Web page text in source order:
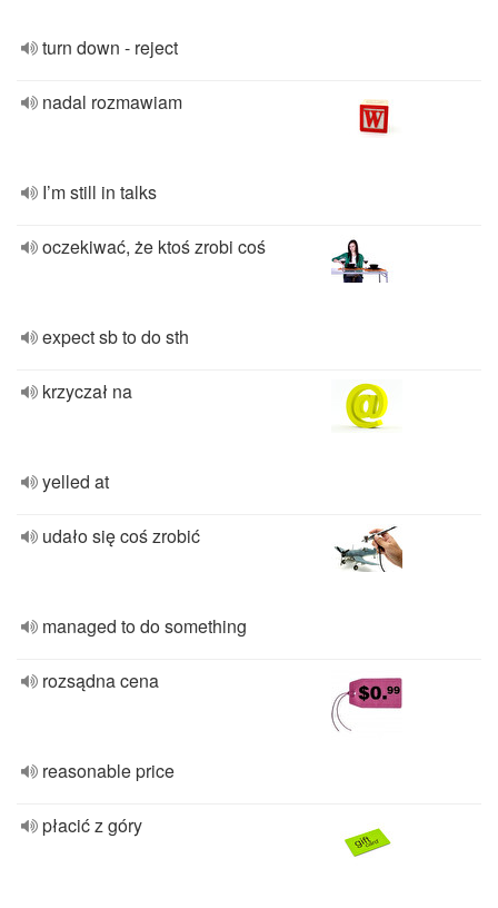
turn down - reject
nadal rozmawiam
I’m still in talks
oczekiwać, że ktoś zrobi coś
expect sb to do sth
krzyczał na
yelled at
udało się coś zrobić
managed to do something
rozsądna cena
reasonable price
płacić z góry